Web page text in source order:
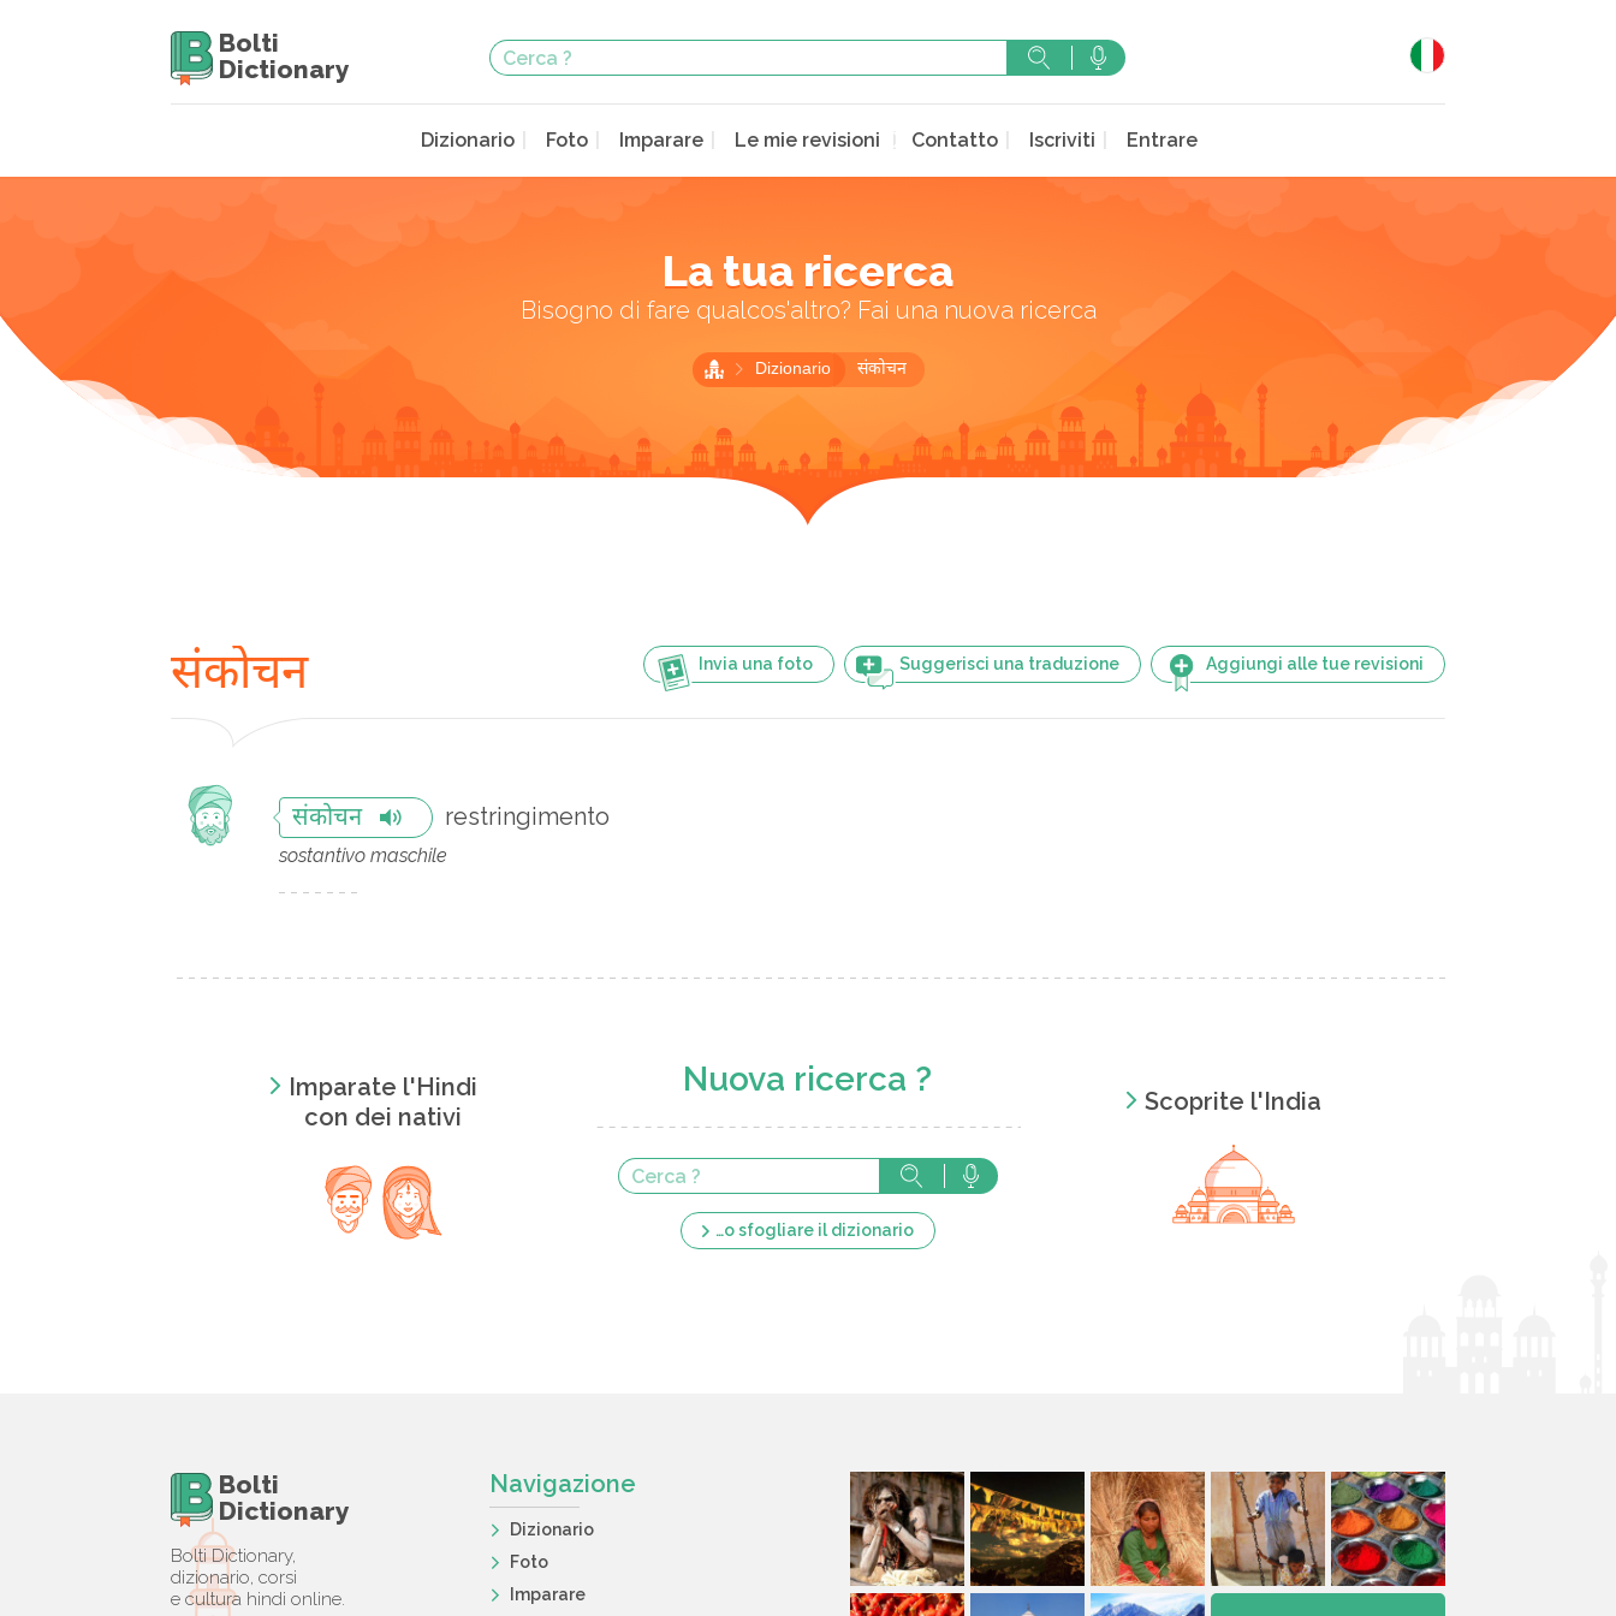
Bolti
Dictionary
Dizionario Foto Imparare Le mie revisioni Contatto Iscriviti Entrare
La tua ricerca
Bisogno di fare qualcos'altro? Fai una nuova ricerca
Dizionario संकोचन
Invia una foto Suggerisci una traduzione Aggiungi alle tue revisioni
संकोचन
संकोचन restringimento
sostantivo maschile
Imparate l'Hindi
con dei nativi
Nuova ricerca ?
…o sfogliare il dizionario
Scoprite l'India
Bolti
Dictionary
Bolti Dictionary,
dizionario, corsi
e cultura hindi online.
Navigazione
Dizionario
Foto
Imparare